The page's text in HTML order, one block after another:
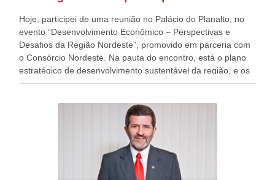
Hoje, participei de uma reunião no Palácio do Planalto, no
evento “Desenvolvimento Econômico – Perspectivas e
Desafios da Região Nordeste”, promovido em parceria com
o Consórcio Nordeste. Na pauta do encontro, está o plano
estratégico de desenvolvimento sustentável da região, e os
desafios para a elaboração de políticas públicas, que
evento contou com a presença do Vice-presidente Geraldo
Alckmin, que também ocupa o Ministério do
Desenvolvimento, Indústria, Comércio e Serviços, o ex
governador de Pernambuco, agora Presidente do Banco do
Nordeste, Paulo Câmara, o ex Deputado Federal, e
atualmente Superintendente da SUDENE, Danilo Cabral, da